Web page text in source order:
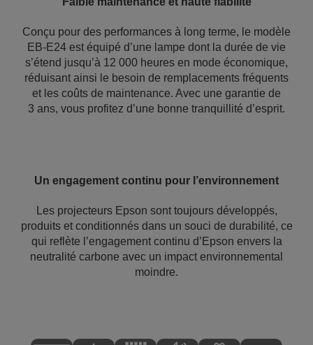
Conçu pour des performances à long terme, le modèle
EB-E24 est équipé d’une lampe dont la durée de vie
s’étend jusqu’à 12 000 heures en mode économique,
réduisant ainsi le besoin de remplacements fréquents
et les coûts de maintenance. Avec une garantie de
3 ans, vous profitez d’une bonne tranquillité d’esprit.
Un engagement continu pour l’environnement
Les projecteurs Epson sont toujours développés,
produits et conditionnés dans un souci de durabilité, ce
qui reflète l’engagement continu d’Epson envers la
neutralité carbone avec un impact environnemental
moindre.